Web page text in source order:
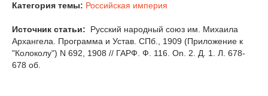
Категория темы: Российская империя
Источник статьи:
Русский народный союз им. Михаила
Архангела. Программа и Устав. СПб., 1909 (Приложение к
"Колоколу") N 692, 1908 // ГАРФ. Ф. 116. On. 2. Д. 1. Л. 678-
678 об.